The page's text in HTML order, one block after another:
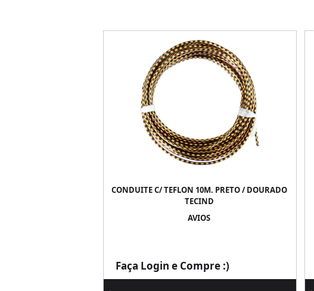
CONDUITE C/ TEFLON 10M. PRETO / DOURADO
TECIND
AVIOS
Faça Login e Compre :)